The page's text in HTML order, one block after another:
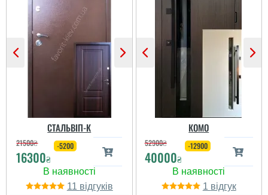
СТАЛЬВІП-К
21500₴
16300₴
-5200
11
КОМО
52900₴
40000₴
-12900
1